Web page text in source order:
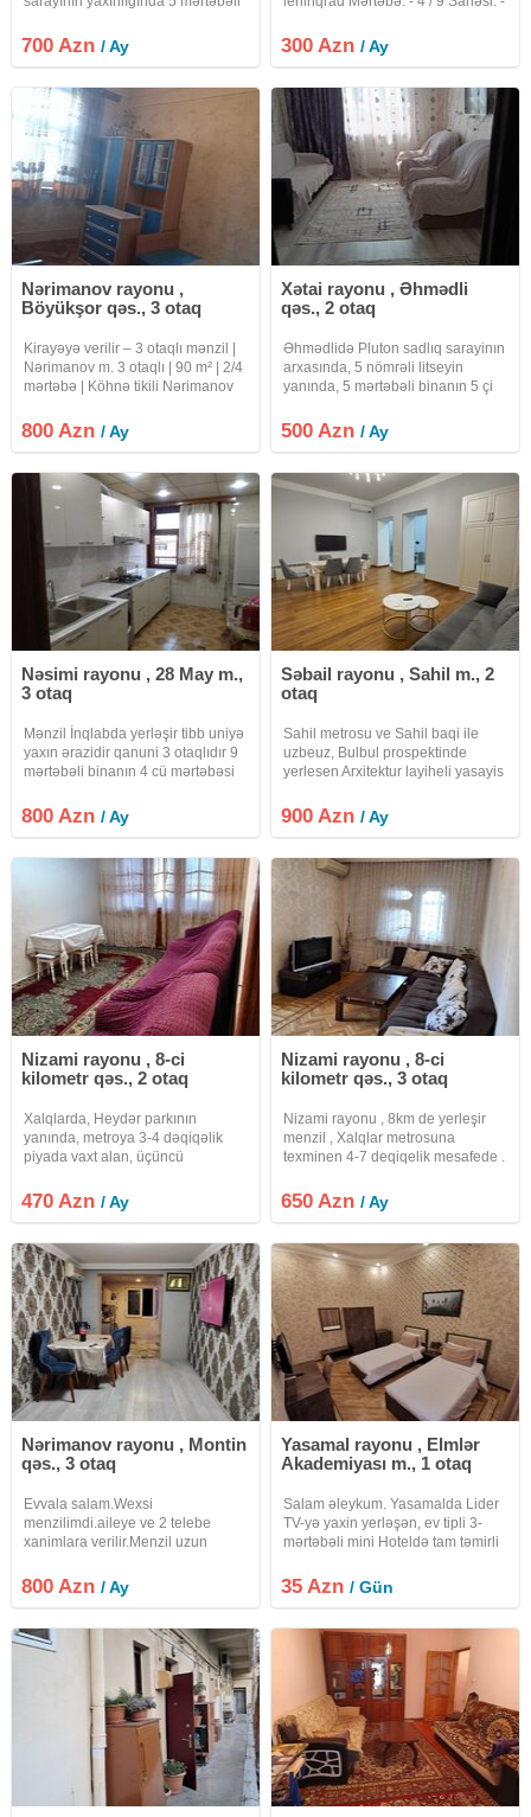
super təmirli mənzil kirayə verilir.
Nərimanov metrosuna piyada 10
700 Azn/ Ay
cəhəti (istiqaməti) – Künc Sənəd:-
Çıxarış (kupça) Kommunal:- Qaz,
300 Azn/ Ay
Nərimanov rayonu ,
Böyükşor qəs., 3 otaq
Kirayəyə verilir – 3 otaqlı mənzil |
Nərimanov m. 3 otaqlı | 90 m² | 2/4
mərtəbə | Köhnə tikili Nərimanov
məsafədə, 193 saylı məktəbin
yanı, Nərimanov Rayon Polis
800 Azn/ Ay
Xətai rayonu , Əhmədli
qəs., 2 otaq
Əhmədlidə Pluton sadlıq sarayinın
arxasında, 5 nömrəli litseyin
yanında, 5 mərtəbəli binanın 5 çi
əşyalı ev kirayə verilir. Evin
isitməsi kombidir.evdə kondisioner
500 Azn/ Ay
Nəsimi rayonu , 28 May m.,
3 otaq
Mənzil İnqlabda yerləşir tibb uniyə
yaxın ərazidir qanuni 3 otaqlıdır 9
mərtəbəli binanın 4 cü mərtəbəsi
və tələbə xanımlara uyöğundur
əlavə məlumat üçün əlaqə
800 Azn/ Ay
Səbail rayonu , Sahil m., 2
otaq
Sahil metrosu ve Sahil baqi ile
uzbeuz, Bulbul prospektinde
yerlesen Arxitektur layiheli yasayis
menzil kirayeye verilir. 3/2, 80
kv.m., her bir meiset esyasi ile
900 Azn/ Ay
Nizami rayonu , 8-ci
kilometr qəs., 2 otaq
Xalqlarda, Heydər parkının
yanında, metroya 3-4 dəqiqəlik
piyada vaxt alan, üçüncü
mənzil uzunmüddətli kirayə verilir
ailəli şəxslərə.Elanı paylaşan ev
470 Azn/ Ay
Nizami rayonu , 8-ci
kilometr qəs., 3 otaq
Nizami rayonu , 8km de yerleşir
menzil , Xalqlar metrosuna
texminen 4-7 deqiqelik mesafede .
herbir şeraiti var. Qaz , su , işıq
fasilesizdir. 4otaqlı menzildir
650 Azn/ Ay
Nərimanov rayonu , Montin
qəs., 3 otaq
Evvala salam.Wexsi
menzilimdi.aileye ve 2 telebe
xanimlara verilir.Menzil uzun
narahat elemesin.Xaiw edirem
elani diqqetle oxuyub narahat
800 Azn/ Ay
Yasamal rayonu , Elmlər
Akademiyası m., 1 otaq
Salam əleykum. Yasamalda Lider
TV-yə yaxin yerləşən, ev tipli 3-
mərtəbəli mini Hoteldə tam təmirli
verilir. Qiymət adam sayindan və
qaldiqiniz müddətdən asli olaraq
35 Azn/ Gün